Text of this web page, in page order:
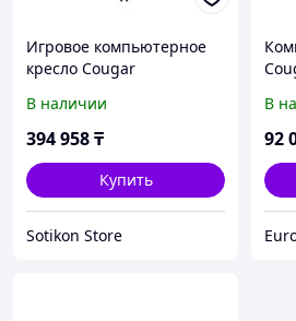
Игровое компьютерное
кресло Cougar
В наличии
394 958₸
Купить
Sotikon Store
В
92